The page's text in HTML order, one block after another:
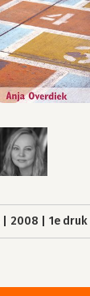
2008 1e druk